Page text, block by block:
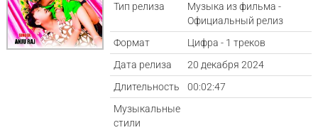
Тип релиза
Музыка из фильма -
Официальный релиз
Формат
Цифра - 1 треков
Дата релиза
20 декабря 2024
Длительность
00:02:47
Музыкальные
стили